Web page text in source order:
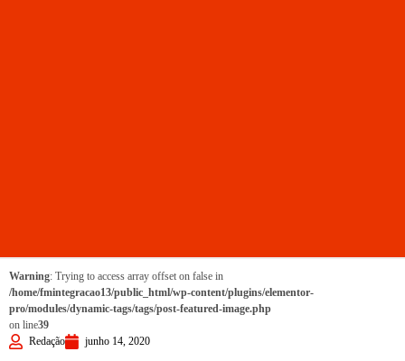
Warning: Trying to access array offset on false in
/home/fmintegracao13/public_html/wp-content/plugins/elementor-
pro/modules/dynamic-tags/tags/post-featured-image.php
on line39
Redação
junho 14, 2020